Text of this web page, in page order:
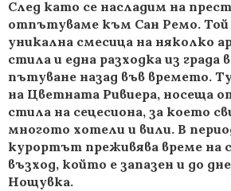
След като се насладим на
отпътуваме към Сан Ремо. Той
уникална смесица на няколко
стила и една разходка из града
пътуване назад във времето.
на Цветната Ривиера, носеща
стила на сецесиона, за което
многото хотели и вили. В
курортът преживява време на
възход, който е запазен и до
Нощувка.